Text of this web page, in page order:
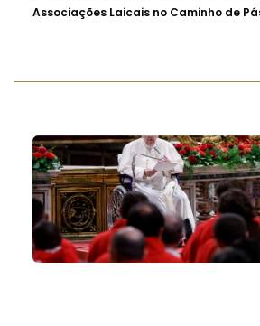
Associações Laicais no Caminho de